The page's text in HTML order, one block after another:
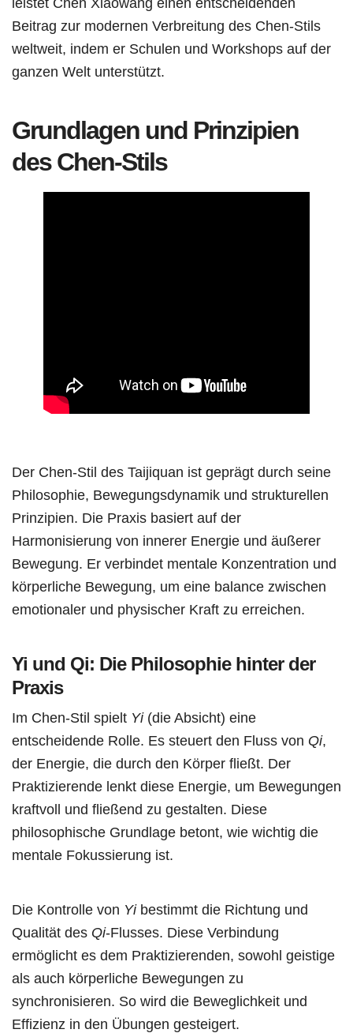
Beitrag zur modernen Verbreitung des Chen-Stils
weltweit, indem er Schulen und Workshops auf der
ganzen Welt unterstützt.
Grundlagen und Prinzipien
des Chen-Stils
Der Chen-Stil des Taijiquan ist geprägt durch seine
Philosophie, Bewegungsdynamik und strukturellen
Prinzipien. Die Praxis basiert auf der
Harmonisierung von innerer Energie und äußerer
Bewegung. Er verbindet mentale Konzentration und
körperliche Bewegung, um eine balance zwischen
emotionaler und physischer Kraft zu erreichen.
Yi und Qi: Die Philosophie hinter der
Praxis
Im Chen-Stil spielt Yi(die Absicht) eine
entscheidende Rolle. Es steuert den Fluss von Qi,
der Energie, die durch den Körper fließt. Der
Praktizierende lenkt diese Energie, um Bewegungen
kraftvoll und fließend zu gestalten. Diese
philosophische Grundlage betont, wie wichtig die
mentale Fokussierung ist.
Die Kontrolle von Yibestimmt die Richtung und
Qualität des Qi-Flusses. Diese Verbindung
ermöglicht es dem Praktizierenden, sowohl geistige
als auch körperliche Bewegungen zu
synchronisieren. So wird die Beweglichkeit und
Effizienz in den Übungen gesteigert.